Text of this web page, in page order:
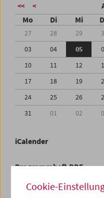
<< <
Mo Di Mi
27 28 29
03
04 05
10
11 12
17
18 19
24
25 26
31
01 02
iCalender
Programmheft-PDF
English language or
Cookie-